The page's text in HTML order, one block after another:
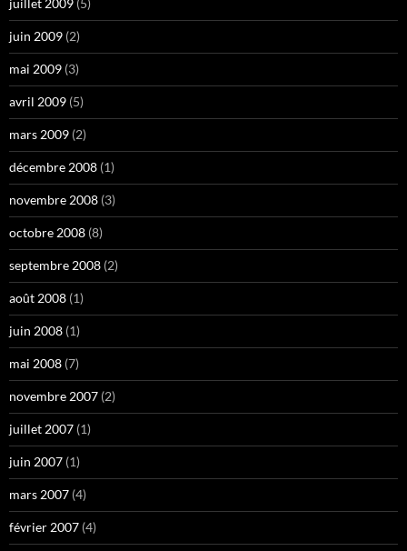
juillet 2009 (5)
juin 2009 (2)
mai 2009 (3)
avril 2009 (5)
mars 2009 (2)
décembre 2008 (1)
novembre 2008 (3)
octobre 2008 (8)
septembre 2008 (2)
août 2008 (1)
juin 2008 (1)
mai 2008 (7)
novembre 2007 (2)
juillet 2007 (1)
juin 2007 (1)
mars 2007 (4)
février 2007 (4)